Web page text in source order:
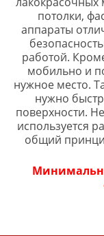
потолки,
аппараты
работой.
мобильно и
нужное место.
нужно
поверхности.
используется
общий